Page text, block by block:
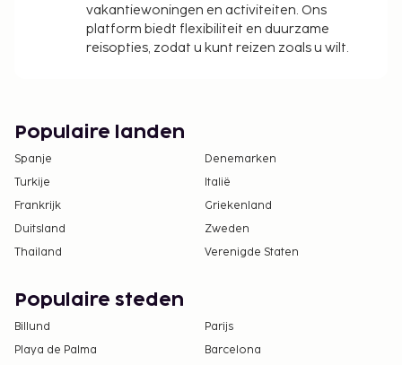
vakantiewoningen en activiteiten. Ons
platform biedt flexibiliteit en duurzame
reisopties, zodat u kunt reizen zoals u wilt.
Populaire landen
Spanje
Denemarken
Turkije
Italië
Frankrijk
Griekenland
Duitsland
Zweden
Thailand
Verenigde Staten
Populaire steden
Billund
Parijs
Playa de Palma
Barcelona